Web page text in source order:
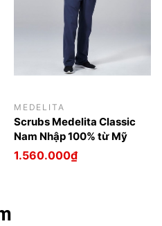
MEDELITA
Scrubs Medelita Classic
Nam Nhập 100% từ Mỹ
1.560.000₫